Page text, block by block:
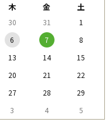
木 金 土
30 31
1
6 7
8
13 14
15
20 21
22
27 28
29
3 4 5